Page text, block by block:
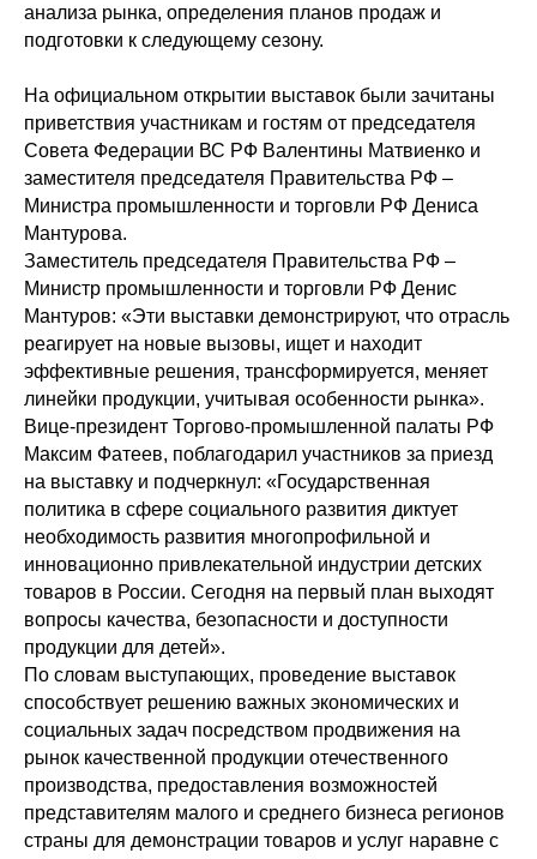
анализа рынка, определения планов продаж и
подготовки к следующему сезону.
На официальном открытии выставок были зачитаны
приветствия участникам и гостям от председателя
Совета Федерации ВС РФ Валентины Матвиенко и
заместителя председателя Правительства РФ –
Министра промышленности и торговли РФ Дениса
Мантурова.
Заместитель председателя Правительства РФ –
Министр промышленности и торговли РФ Денис
Мантуров: «Эти выставки демонстрируют, что отрасль
реагирует на новые вызовы, ищет и находит
эффективные решения, трансформируется, меняет
линейки продукции, учитывая особенности рынка».
Вице-президент Торгово-промышленной палаты РФ
Максим Фатеев, поблагодарил участников за приезд
на выставку и подчеркнул: «Государственная
политика в сфере социального развития диктует
необходимость развития многопрофильной и
инновационно привлекательной индустрии детских
товаров в России. Сегодня на первый план выходят
вопросы качества, безопасности и доступности
продукции для детей».
По словам выступающих, проведение выставок
способствует решению важных экономических и
социальных задач посредством продвижения на
рынок качественной продукции отечественного
производства, предоставления возможностей
представителям малого и среднего бизнеса регионов
страны для демонстрации товаров и услуг наравне с